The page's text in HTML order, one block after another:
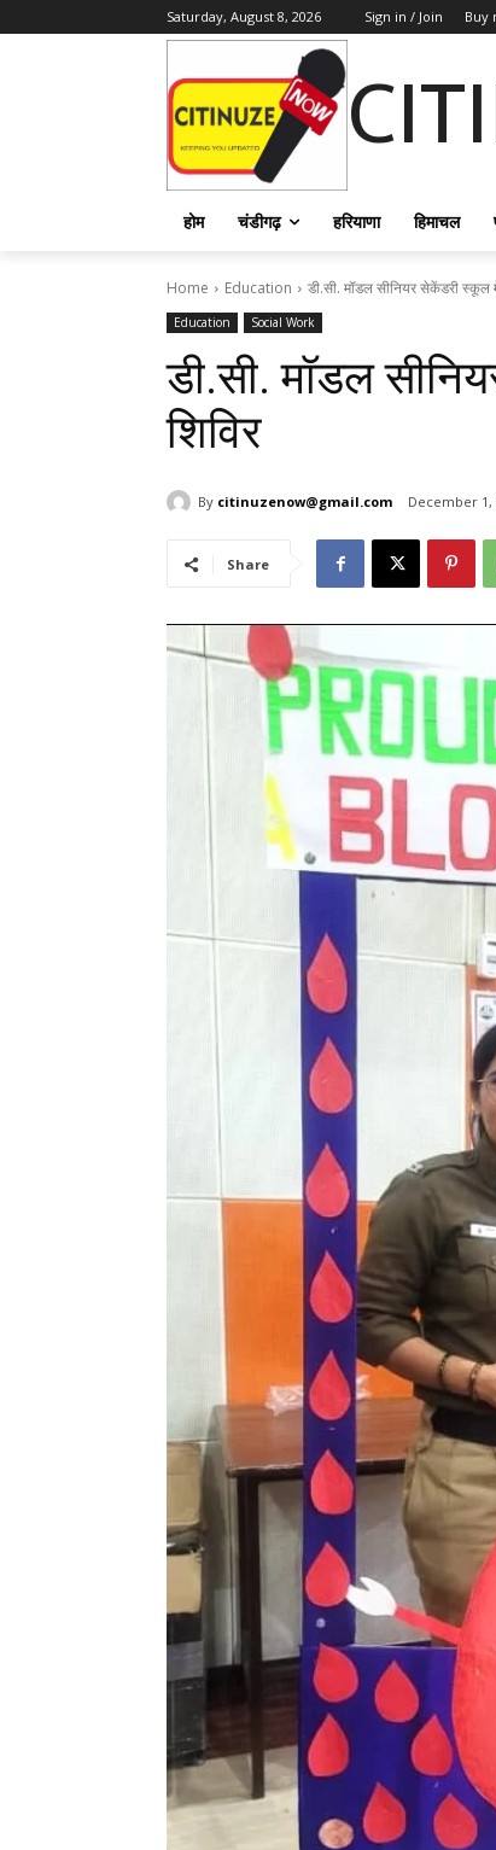
Saturday, August 8, 2026 Sign in / Join Buy
होम चंडीगढ़ हरियाणा हिमाचल
Home Education डी.सी. मॉडल सीनियर सेकेंडरी स्कूल
Education Social Work
डी.सी. मॉडल
शिविर
By citinuzenow@gmail.com December 1,
Share